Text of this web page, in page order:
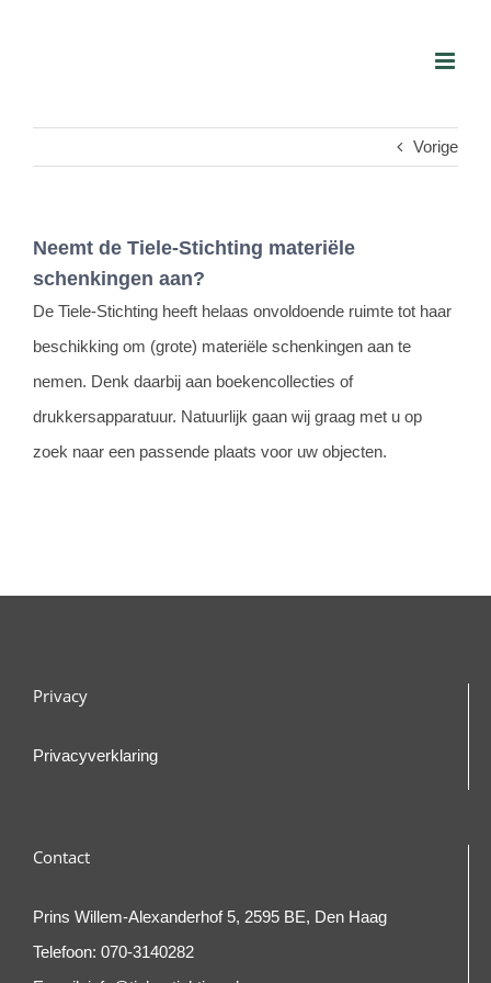
Vorige
Neemt de Tiele-Stichting materiële
schenkingen aan?
De Tiele-Stichting heeft helaas onvoldoende ruimte tot haar
beschikking om (grote) materiële schenkingen aan te
nemen. Denk daarbij aan boekencollecties of
drukkersapparatuur. Natuurlijk gaan wij graag met u op
zoek naar een passende plaats voor uw objecten.
Privacy
Privacyverklaring
Contact
Prins Willem-Alexanderhof 5, 2595 BE, Den Haag
Telefoon: 070-3140282